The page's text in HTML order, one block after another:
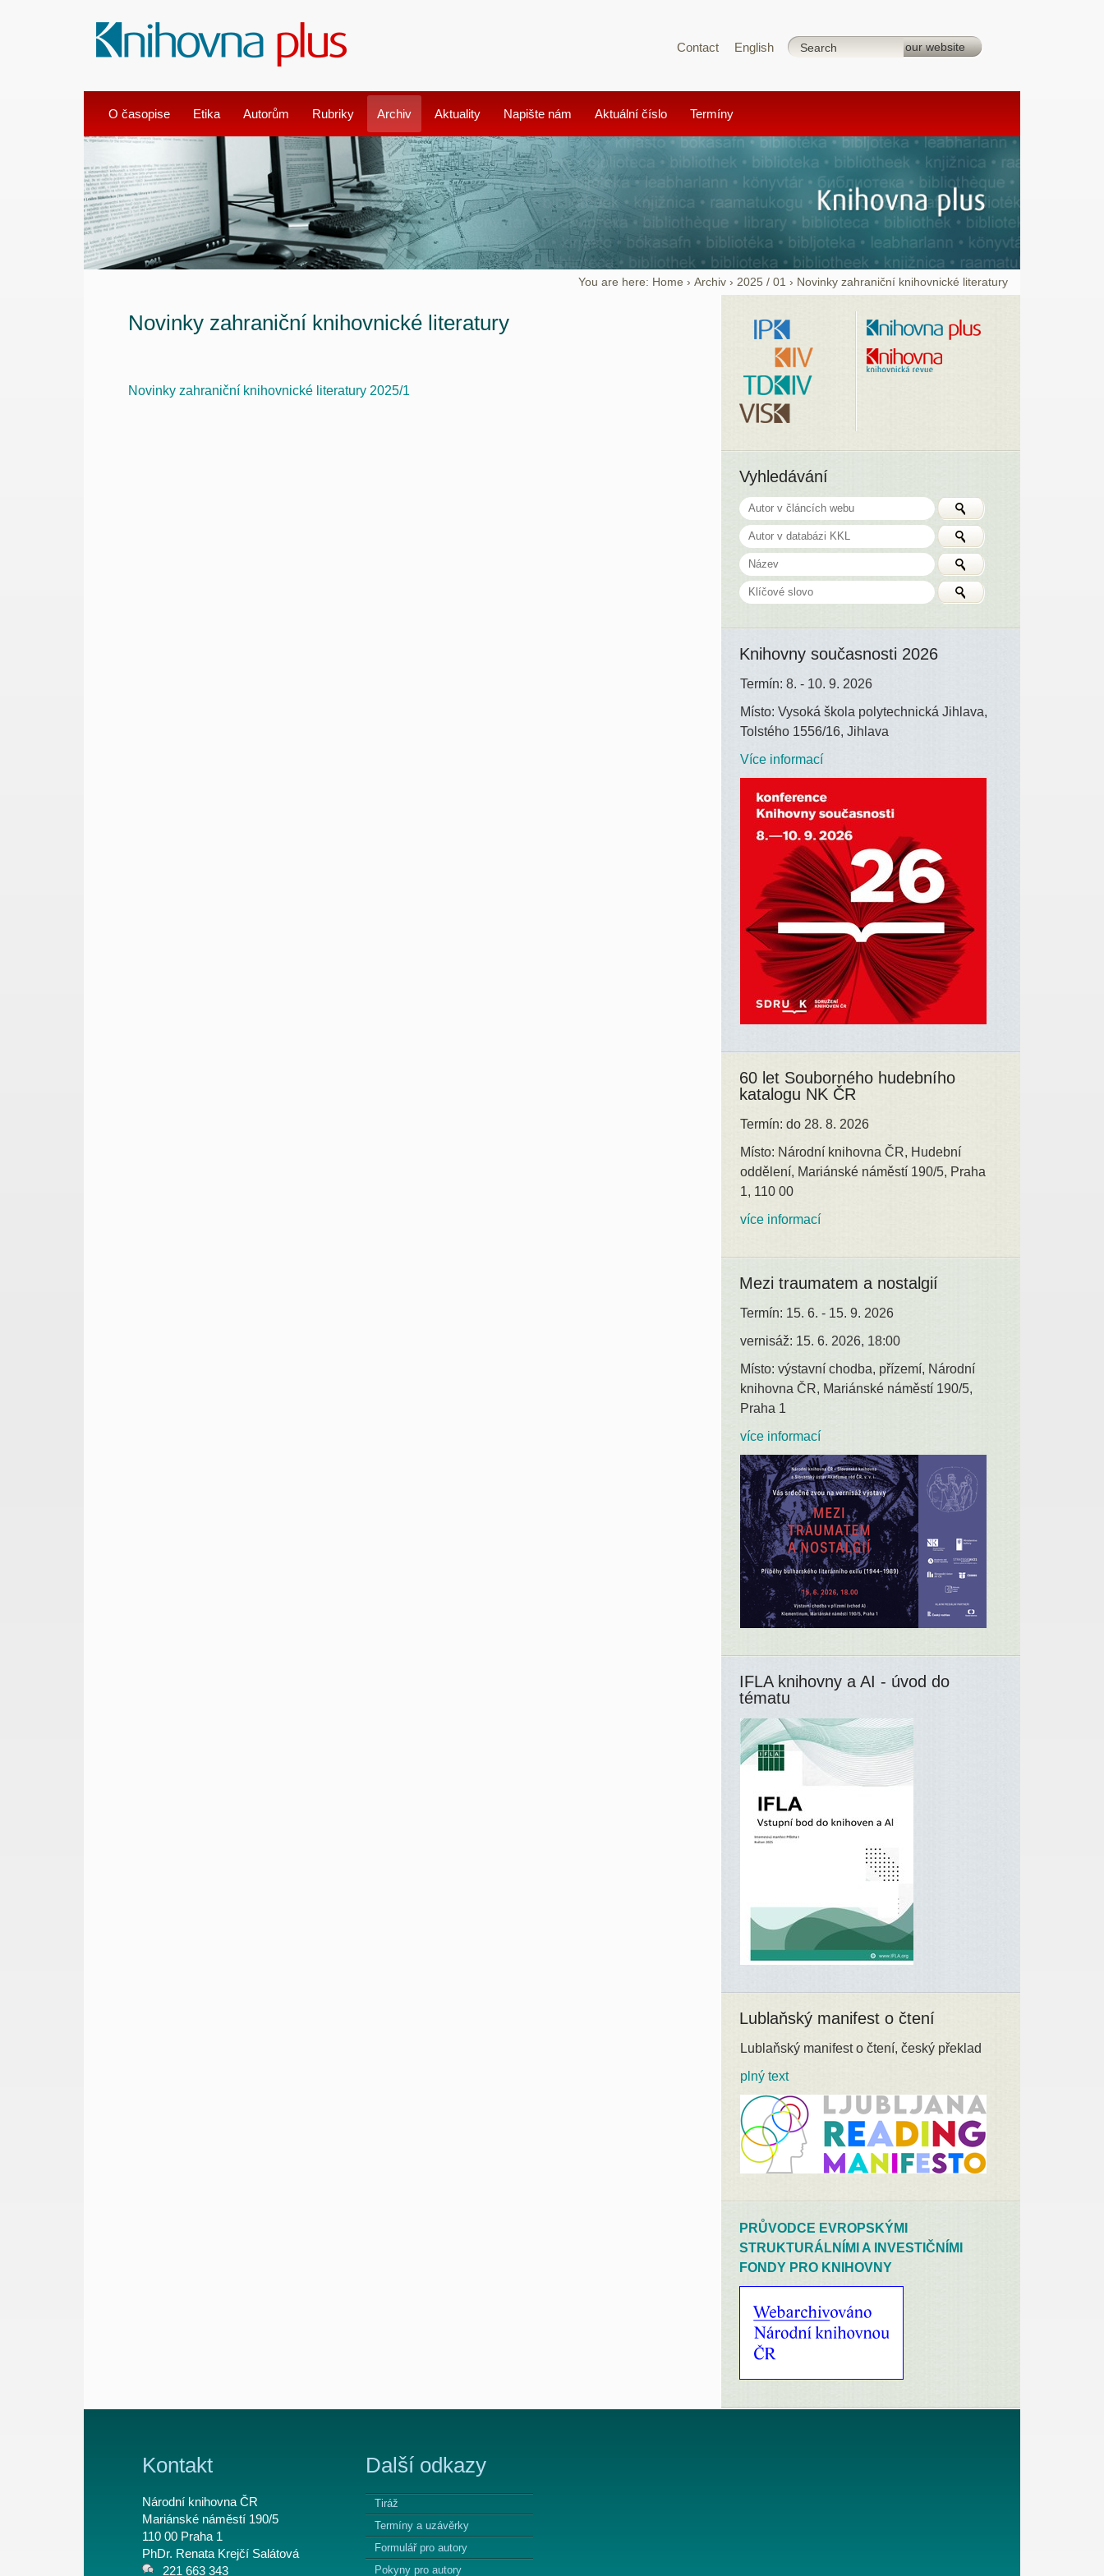
Contact English
O časopise Etika Autorům Rubriky Archiv Aktuality Napište nám Aktuální číslo Termíny
You are here: Home ›Archiv › 2025 / 01 › Novinky zahraniční knihovnické literatury
Novinky zahraniční knihovnické literatury
Novinky zahraniční knihovnické literatury 2025/1
Vyhledávání
Knihovny současnosti 2026
Termín: 8. - 10. 9. 2026
Místo: Vysoká škola polytechnická Jihlava,
Tolstého 1556/16, Jihlava
Více informací
60 let Souborného hudebního
katalogu NK ČR
Termín: do 28. 8. 2026
Místo: Národní knihovna ČR, Hudební
oddělení, Mariánské náměstí 190/5, Praha
1, 110 00
více informací
Mezi traumatem a nostalgií
Termín: 15. 6. - 15. 9. 2026
vernisáž: 15. 6. 2026, 18:00
Místo: výstavní chodba, přízemí, Národní
knihovna ČR, Mariánské náměstí 190/5,
Praha 1
více informací
IFLA knihovny a AI - úvod do
tématu
Lublaňský manifest o čtení
Lublaňský manifest o čtení, český překlad
plný text
PRŮVODCE EVROPSKÝMI
STRUKTURÁLNÍMI A INVESTIČNÍMI
FONDY PRO KNIHOVNY
Kontakt
Národní knihovna ČR
Mariánské náměstí 190/5
110 00 Praha 1
PhDr. Renata Krejčí Salátová
221 663 343
Další odkazy
Tiráž
Termíny a uzávěrky
Formulář pro autory
Pokyny pro autory